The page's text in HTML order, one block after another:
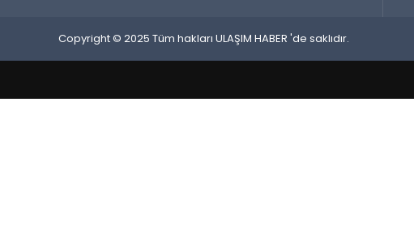
Copyright © 2025 Tüm hakları ULAŞIM HABER 'de saklıdır.